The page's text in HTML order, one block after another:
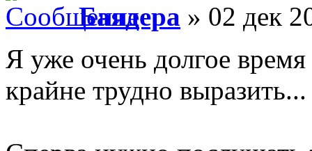
Баядера » 02 дек
Я уже очень долгое
крайне трудно выразить...